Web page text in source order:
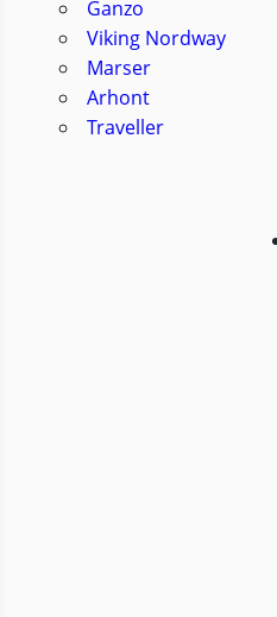
Ganzo
Viking Nordway
Marser
Arhont
Traveller